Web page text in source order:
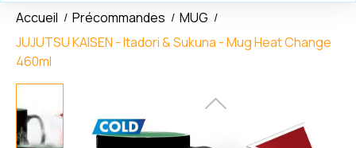
Accueil Précommandes
MUG
JUJUTSU KAISEN - Itadori & Sukuna - Mug Heat Change
460ml